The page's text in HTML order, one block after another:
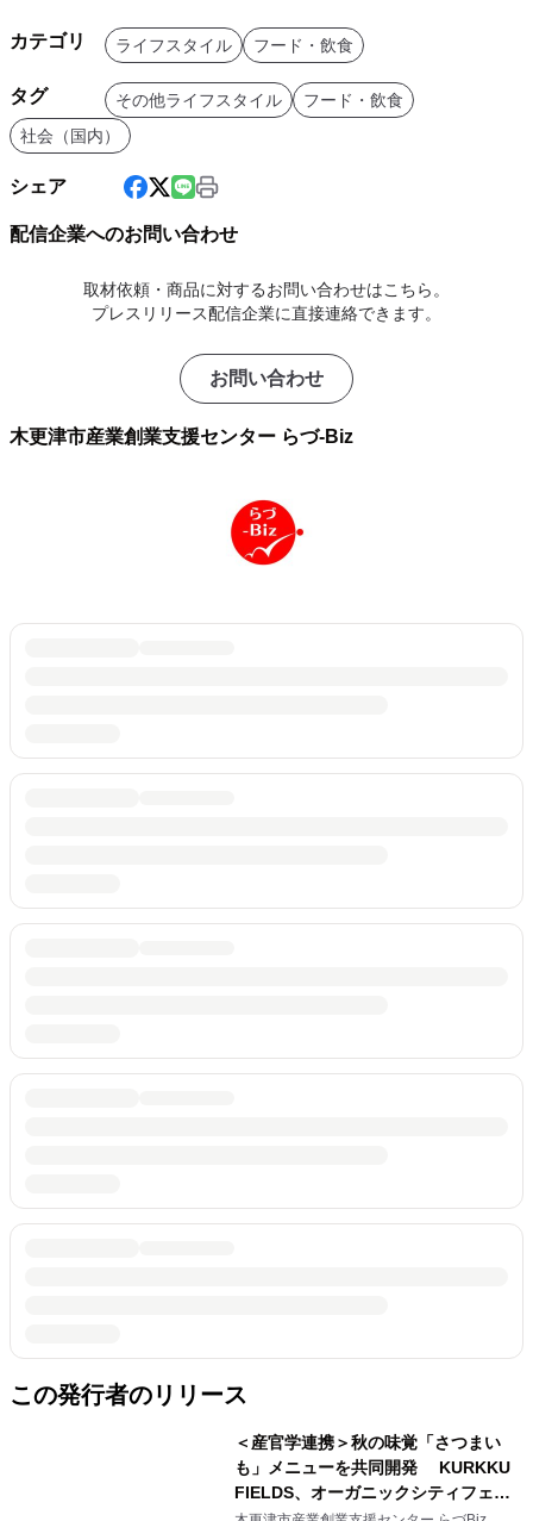
カテゴリ ライフスタイル フード・飲食
タグ その他ライフスタイル
フード・飲食
社会（国内）
シェア
配信企業へのお問い合わせ
取材依頼・商品に対するお問い合わせはこちら。
プレスリリース配信企業に直接連絡できます。
お問い合わせ
木更津市産業創業支援センター らづ-Biz
この発行者のリリース
＜産官学連携＞秋の味覚「さつまい
も」メニューを共同開発 KURKKU
FIELDS、オーガニックシティフェス